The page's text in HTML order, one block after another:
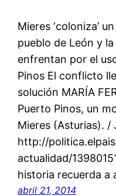
Mieres ‘coloniza’
pueblo de León y
enfrentan por el
Pinos El conflicto
solución MARÍA
Puerto Pinos, un
Mieres (Asturias). /
http://
actualidad/
historia recuerda a
abril 21, 2014